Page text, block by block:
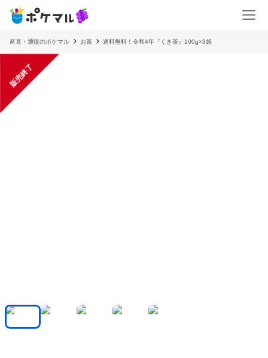
産直・通販のポケマル お茶 送料無料！令和4年『くき茶』100g×3袋
販売終了